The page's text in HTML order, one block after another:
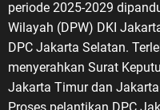
periode 2025-2029
Wilayah (DPW) DKI
DPC Jakarta Selatan.
menyerahkan Surat
Jakarta Timur dan